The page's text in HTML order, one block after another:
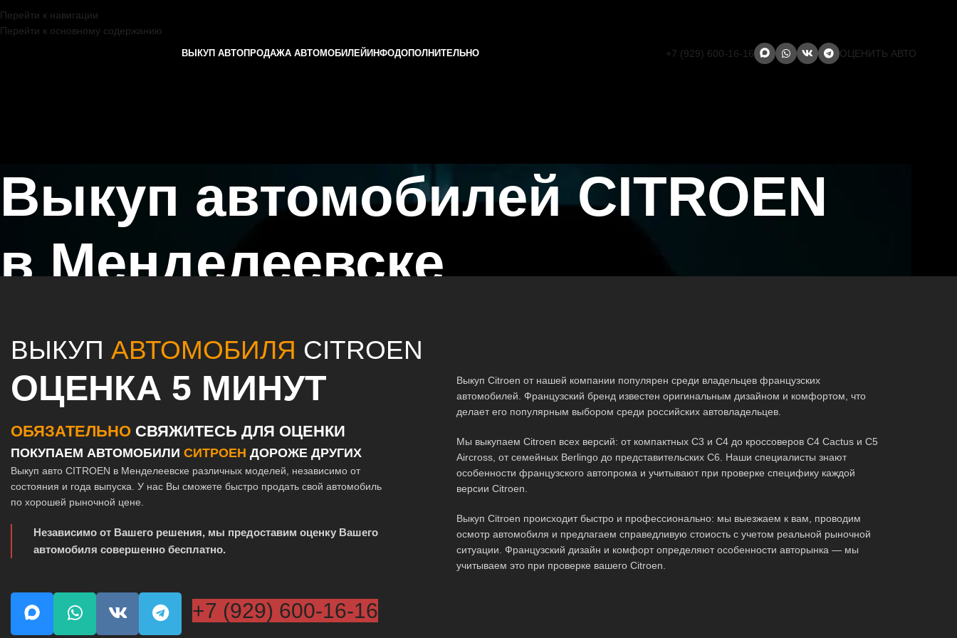
Перейти к навигации
Перейти к основному содержанию
ВЫКУП АВТОПРОДАЖА АВТОМОБИЛЕЙ ИНФОДОПОЛНИТЕЛЬНО +7 (929) 600-16-16 ОЦЕНИТЬ АВТО
Выкуп автомобилей CITROEN
в Менделеевске
ВЫКУП АВТОМОБИЛЯ CITROEN
ОЦЕНКА 5 МИНУТ
ОБЯЗАТЕЛЬНО СВЯЖИТЕСЬ ДЛЯ ОЦЕНКИ
ПОКУПАЕМ АВТОМОБИЛИ СИТРОЕН ДОРОЖЕ ДРУГИХ
Выкуп авто CITROEN в Менделеевске различных моделей, независимо от
состояния и года выпуска. У нас Вы сможете быстро продать свой автомобиль
по хорошей рыночной цене.
Независимо от Вашего решения, мы предоставим оценку Вашего
автомобиля совершенно бесплатно.
+7 (929) 600-16-16
Выкуп Citroen от нашей компании популярен среди владельцев французских
автомобилей. Французский бренд известен оригинальным дизайном и комфортом, что
делает его популярным выбором среди российских автовладельцев.
Мы выкупаем Citroen всех версий: от компактных C3 и C4 до кроссоверов C4 Cactus и C5
Aircross, от семейных Berlingo до представительских C6. Наши специалисты знают
особенности французского автопрома и учитывают при проверке специфику каждой
версии Citroen.
Выкуп Citroen происходит быстро и профессионально: мы выезжаем к вам, проводим
осмотр автомобиля и предлагаем справедливую стоиость с учетом реальной рыночной
ситуации. Французский дизайн и комфорт определяют особенности авторынка — мы
учитываем это при проверке вашего Citroen.